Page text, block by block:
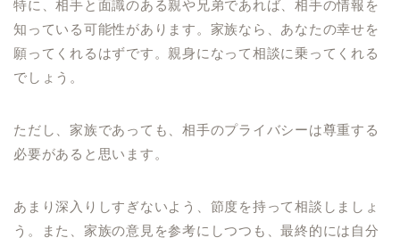
特に、相手と面識のある親や兄弟であれば、相手の情報を
知っている可能性があります。家族なら、あなたの幸せを
願ってくれるはずです。親身になって相談に乗ってくれる
でしょう。
ただし、家族であっても、相手のプライバシーは尊重する
必要があると思います。
あまり深入りしすぎないよう、節度を持って相談しましょ
う。また、家族の意見を参考にしつつも、最終的には自分